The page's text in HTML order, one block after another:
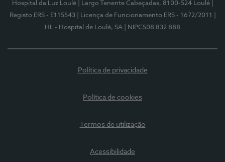
Hospital da Luz Loulé | Largo Tenente Cabeçadas, 8100-524 Loulé
Registo ERS - E115543
| Licença de Funcionamento ERS - 1672/2011
HL - Hospital de Loulé, SA
| NIPC508 832 888
Política de privacidade
Política de cookies
Termos de utilização
Acessibilidade